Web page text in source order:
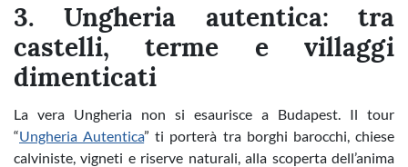
3. Ungheria autentica: tra
castelli, terme e villaggi
dimenticati
La vera Ungheria non si esaurisce a Budapest. Il tour
“Ungheria Autentica” ti porterà tra borghi barocchi, chiese
calviniste, vigneti e riserve naturali, alla scoperta dell’anima